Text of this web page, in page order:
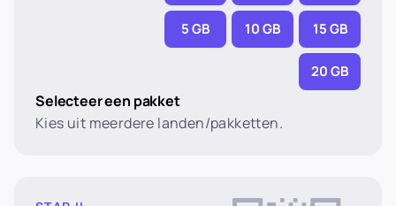
5 GB 10 GB 15 GB
20 GB
Selecteer een pakket
Kies uit meerdere landen/pakketten.